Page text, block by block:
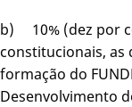
b) 10% (dez por
constitucionais, as
formação do
Desenvolvimento